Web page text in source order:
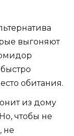
выгоняют
обитания.
из дому
чтобы не
не